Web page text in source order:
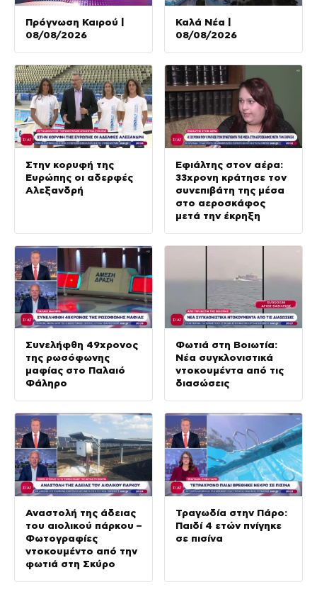
Πρόγνωση Καιρού |
08/08/2026
Καλά Νέα |
08/08/2026
Στην κορυφή της
Ευρώπης οι αδερφές
Αλεξανδρή
Εφιάλτης στον αέρα:
33χρονη κράτησε τον
συνεπιβάτη της μέσα
στο αεροσκάφος
μετά την έκρηξη
Συνελήφθη 49χρονος
της ρωσόφωνης
μαφίας στο Παλαιό
Φάληρο
Φωτιά στη Βοιωτία:
Νέα συγκλονιστικά
ντοκουμέντα από τις
διασώσεις
Αναστολή της άδειας
του αιολικού πάρκου –
Φωτογραφίες
ντοκουμέντο από την
φωτιά στη Σκύρο
Τραγωδία στην Πάρο:
Παιδί 4 ετών πνίγηκε
σε πισίνα